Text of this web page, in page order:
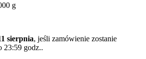
g
sierpnia, jeśli zamówienie zostanie
23:59 godz..